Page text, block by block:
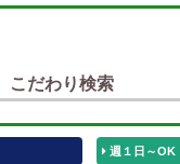
こだわり検索
週１日～OK